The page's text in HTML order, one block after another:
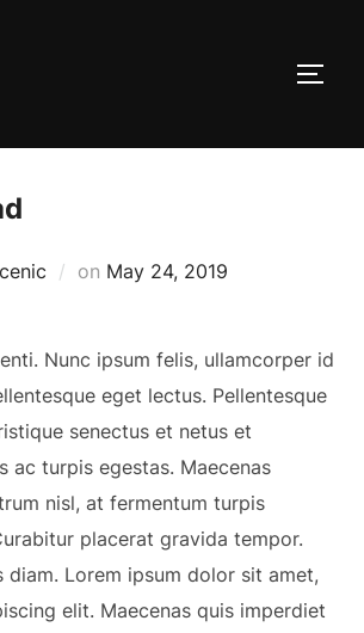
on Posted
May 24, 2019
Nunc ipsum felis, ullamcorper id
eget lectus. Pellentesque
senectus et netus et
ac turpis egestas. Maecenas
nisl, at fermentum turpis
placerat gravida tempor.
diam. Lorem ipsum dolor sit amet,
elit. Maecenas quis imperdiet